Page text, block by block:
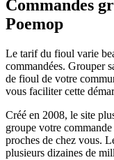
Commandes
Poemop
Le tarif du fioul varie
commandées. Grouper
de fioul de votre
vous faciliter cette
Créé en 2008, le site
groupe votre
proches de chez vous.
plusieurs dizaines de